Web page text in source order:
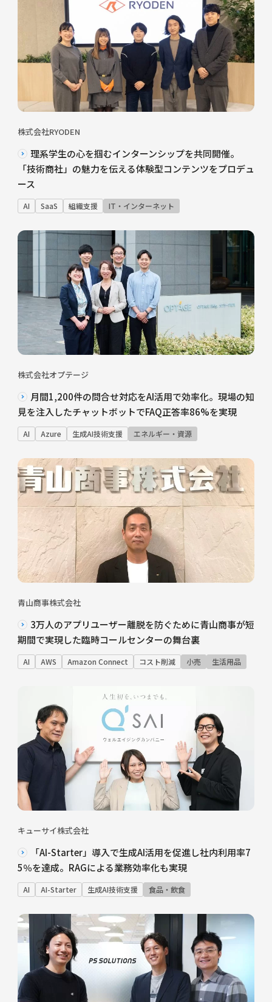
株式会社RYODEN
理系学生の心を掴むインターンシップを共同開催。
「技術商社」の魅力を伝える体験型コンテンツをプロデュ
ース
AI SaaS 組織支援 IT・インターネット
株式会社オプテージ
月間1,200件の問合せ対応をAI活用で効率化。現場の知
見を注入したチャットボットでFAQ正答率86%を実現
AI Azure 生成AI技術支援 エネルギー・資源
青山商事株式会社
3万人のアプリユーザー離脱を防ぐために青山商事が短
期間で実現した臨時コールセンターの舞台裏
AI AWS Amazon Connect コスト削減 小売 生活用品
キューサイ株式会社
「AI-Starter」導入で生成AI活用を促進し社内利用率7
5％を達成。RAGによる業務効率化も実現
AI AI-Starter 生成AI技術支援 食品・飲食